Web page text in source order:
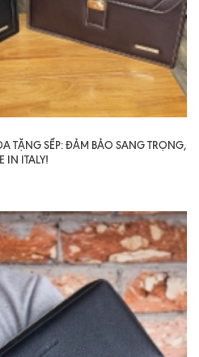
TẶNG SẾP: ĐẢM BẢO SANG TRỌNG,
IN ITALY!